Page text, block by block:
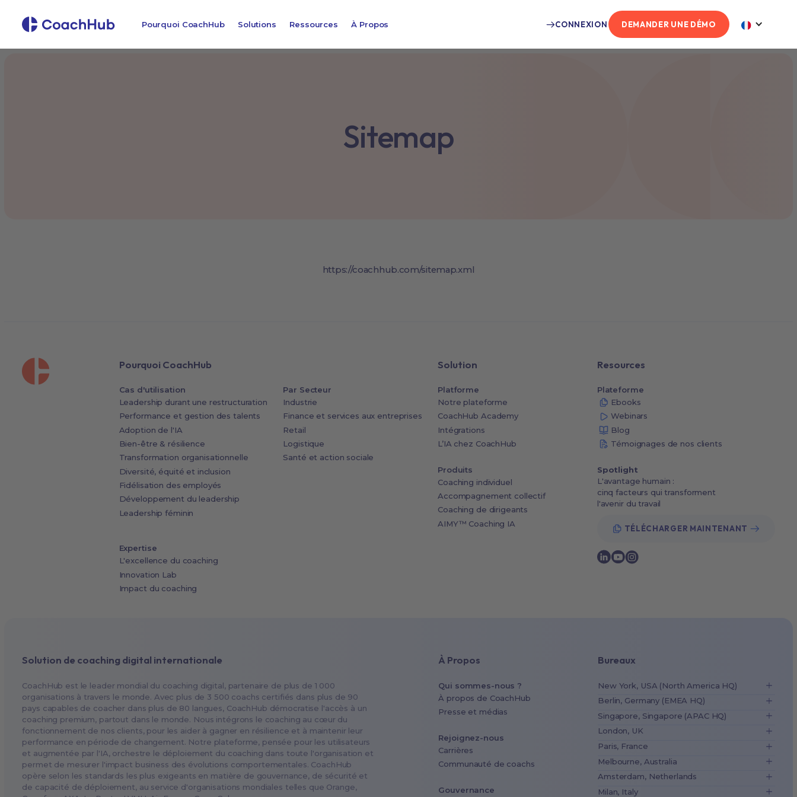
Pourquoi CoachHub Solutions Ressources À Propos CONNEXION DEMANDER UNE DÉMO
Sitemap
https://coachhub.com/sitemap.xml
Pourquoi CoachHub
Cas d'utilisation
Leadership durant une restructuration
Performance et gestion des talents
Adoption de l'IA
Bien-être & résilience
Transformation organisationnelle
Diversité, équité et inclusion
Fidélisation des employés
Développement du leadership
Leadership féminin
Par Secteur
Industrie
Finance et services aux entreprises
Retail
Logistique
Santé et action sociale
Expertise
L'excellence du coaching
Innovation Lab
Impact du coaching
Solution
Platforme
Notre plateforme
CoachHub Academy
Intégrations
L’IA chez CoachHub
Produits
Coaching individuel
Accompagnement collectif
Coaching de dirigeants
AIMY™ Coaching IA
Resources
Plateforme
Ebooks
Webinars
Blog
Témoignages de nos clients
Spotlight
L'avantage humain :
cinq facteurs qui transforment
l'avenir du travail
TÉLÉCHARGER MAINTENANT
Solution de coaching digital internationale
CoachHub est le leader mondial du coaching digital, partenaire de plus de 1 000
organisations à travers le monde. Avec plus de 3 500 coachs certifiés dans plus de 90
pays capables de coacher dans plus de 80 langues, CoachHub démocratise l'accès à un
coaching premium, partout dans le monde. Nous intégrons le coaching au cœur du
fonctionnement de nos clients, pour les aider à gagner en résilience et à maintenir leur
performance en période de changement. Notre plateforme, pensée pour les utilisateurs
et augmentée par l'IA, orchestre le déploiement du coaching dans toute l'organisation et
permet de mesurer l'impact business des évolutions comportementales. CoachHub
opère selon les standards les plus exigeants en matière de gouvernance, de sécurité et
de capacité de déploiement, au service d'organisations mondiales telles que Orange,
À Propos
Qui sommes-nous ?
À propos de CoachHub
Presse et médias
Rejoignez-nous
Carrières
Communauté de coachs
Gouvernance
Bureaux
New York, USA (North America HQ)
Berlin, Germany (EMEA HQ)
Singapore, Singapore (APAC HQ)
London, UK
Paris, France
Melbourne, Australia
Amsterdam, Netherlands
Milan, Italy